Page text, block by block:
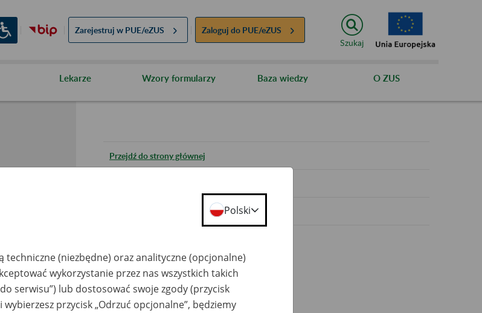
Zarejestruj w PUE/eZUS Zaloguj do PUE/eZUS
Szukaj
Lekarze Wzory formularzy Baza wiedzy O ZUS
Przejdź do strony głównej
Polski
techniczne (niezbędne) oraz analityczne (opcjonalne)
wykorzystanie przez nas wszystkich takich
serwisu”) lub dostosować swoje zgody (przycisk
wybierzesz przycisk „Odrzuć opcjonalne”, będziemy